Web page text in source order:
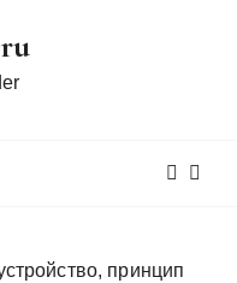
принцип